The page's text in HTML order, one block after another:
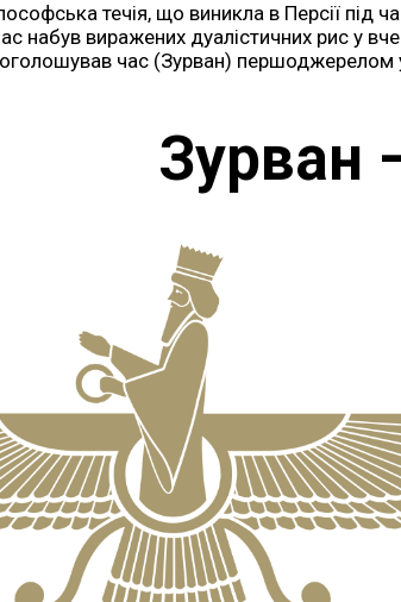
течія, що виникла в Персії під
набув виражених дуалістичних рис у
час (Зурван)
Зурван